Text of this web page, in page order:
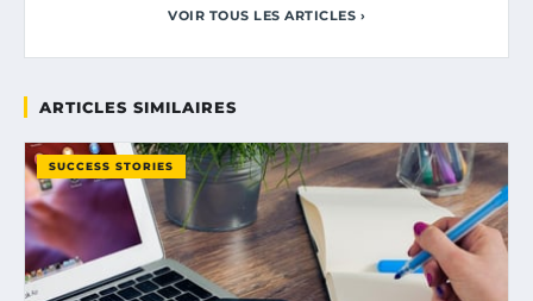
VOIR TOUS LES ARTICLES ›
ARTICLES SIMILAIRES
SUCCESS STORIES